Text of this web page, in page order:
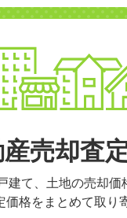
売却査
て、土地の売却価
価格をまとめて取り